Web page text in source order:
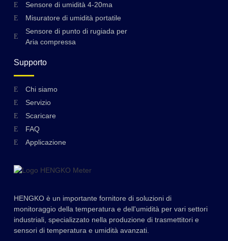
Sensore di umidità 4-20ma
Misuratore di umidità portatile
Sensore di punto di rugiada per
Aria compressa
Supporto
Chi siamo
Servizio
Scaricare
FAQ
Applicazione
HENGKO è un importante fornitore di soluzioni di
monitoraggio della temperatura e dell'umidità per vari settori
industriali, specializzato nella produzione di trasmettitori e
sensori di temperatura e umidità avanzati.
Japanese
Korean